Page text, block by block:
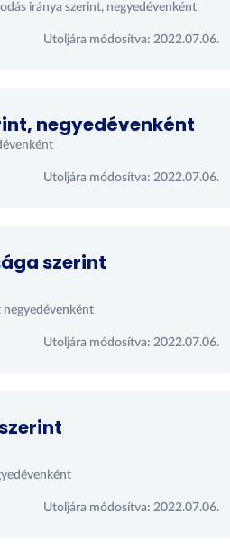
iránya szerint, negyedévenként
Utoljára módosítva: 2022.07.06.
negyedévenként
Utoljára módosítva: 2022.07.06.
szerint
negyedévenként
Utoljára módosítva: 2022.07.06.
Utoljára módosítva: 2022.07.06.